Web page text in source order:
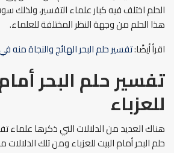
الحلم اختلف فيه كبار علماء التفسير،
هذا الحلم من وجهة النظر المختلفة للعلماء.
اقرأ أيضًا:تفسير حلم البحر الهائج والنجاة منه
تفسير حلم البحر
للعزباء
هناك العديد من الدلالات التي ذكرها علماء
حلم البحر أمام البيت للعزباء ومن تلك الدلالات